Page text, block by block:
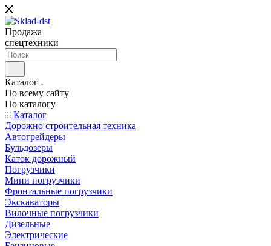
Продажа
спецтехники
Каталог
По всему сайту
По каталогу
Каталог
Дорожно строительная техника
Автогрейдеры
Бульдозеры
Каток дорожный
Погрузчики
Мини погрузчики
Фронтальные погрузчики
Экскаваторы
Вилочные погрузчики
Дизельные
Электрические